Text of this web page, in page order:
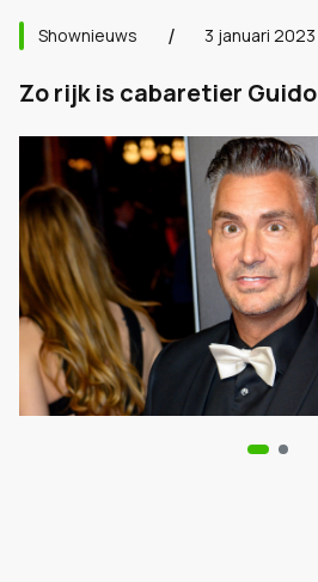
Shownieuws 3 januari 2023
Zo rijk is cabaretier